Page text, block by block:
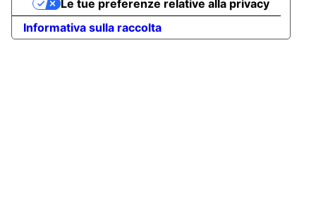
Informativa sulla raccolta
Le tue preferenze relative alla privacy